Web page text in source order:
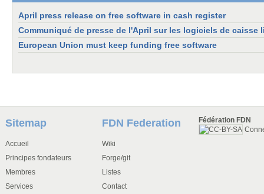
April press release on free software in cash register
Communiqué de presse de l'April sur les logiciels de caisse
European Union must keep funding free software
Sitemap
Accueil
Principes fondateurs
Membres
Services
FDN Federation
Wiki
Forge/git
Listes
Contact
Fédération FDN